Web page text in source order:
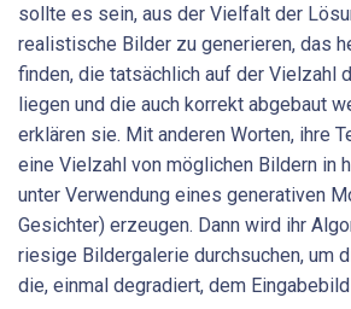
sollte es sein, aus der Vielfalt der
realistische Bilder zu generieren, das
finden, die tatsächlich auf der Vielzahl
liegen und die auch korrekt abgebaut
erklären sie. Mit anderen Worten, ihre
eine Vielzahl von möglichen Bildern in
unter Verwendung eines generativen
Gesichter) erzeugen. Dann wird ihr
riesige Bildergalerie durchsuchen, um
die, einmal degradiert, dem